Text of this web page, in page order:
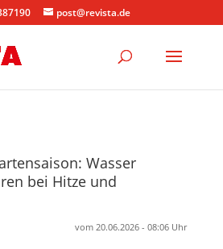
post@revista.de
Wasser
bei Hitze und
vom 20.06.2026 - 08:06 Uhr